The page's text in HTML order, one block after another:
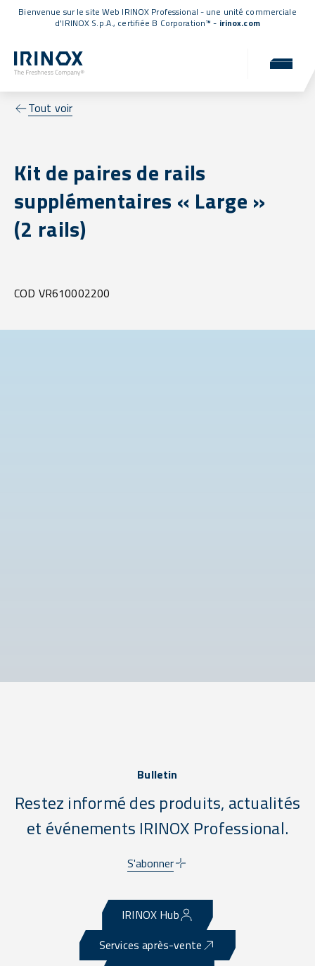
Bienvenue sur le site Web IRINOX Professional - une unité commerciale
d'IRINOX S.p.A., certifiée B Corporation™ - irinox.com
Tout voir
Kit de paires de rails
supplémentaires « Large »
(2 rails)
COD VR610002200
Bulletin
Restez informé des produits, actualités
et événements IRINOX Professional.
S'abonner
IRINOX Hub
Services après-vente